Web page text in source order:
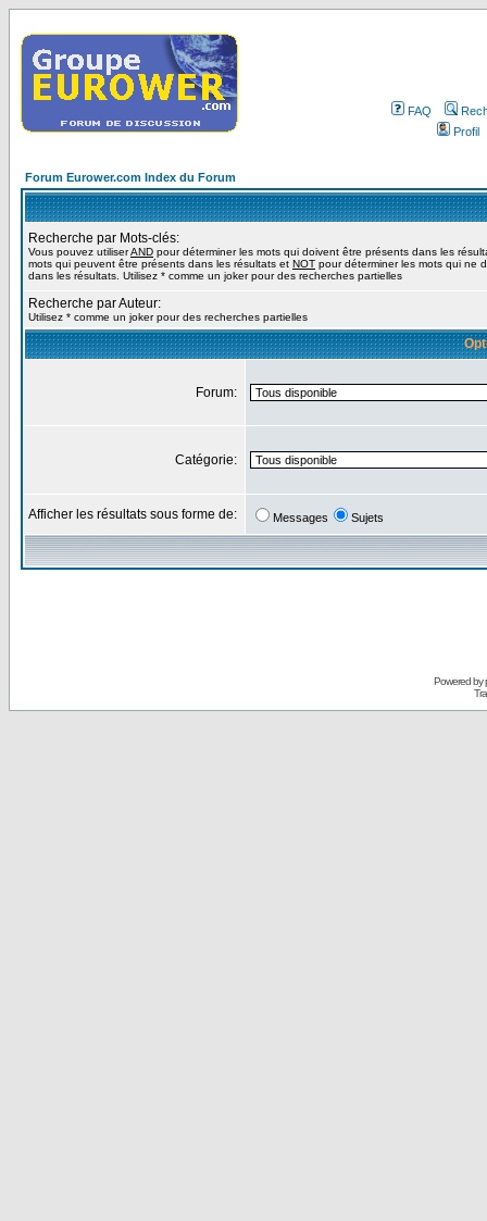
FAQ
Profil
Forum Eurower.com Index du Forum
Recherche par Mots-clés:
Vous pouvez utiliserAND pour déterminer les mots qui doivent être présents dans les
mots qui peuvent être présents dans les résultats et NOT pour déterminer les mots qui ne
dans les résultats. Utilisez * comme un joker pour des recherches partielles
Recherche par Auteur:
Utilisez * comme un joker pour des recherches partielles
Forum:
Catégorie:
Afficher les résultats sous forme de: Messages Sujets
Powered by